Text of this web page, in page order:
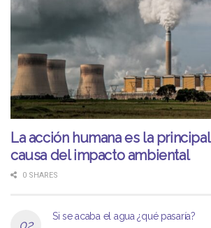
La acción humana es la principal
causa del impacto ambiental
0 SHARES
Si se acaba el agua ¿qué pasaría?